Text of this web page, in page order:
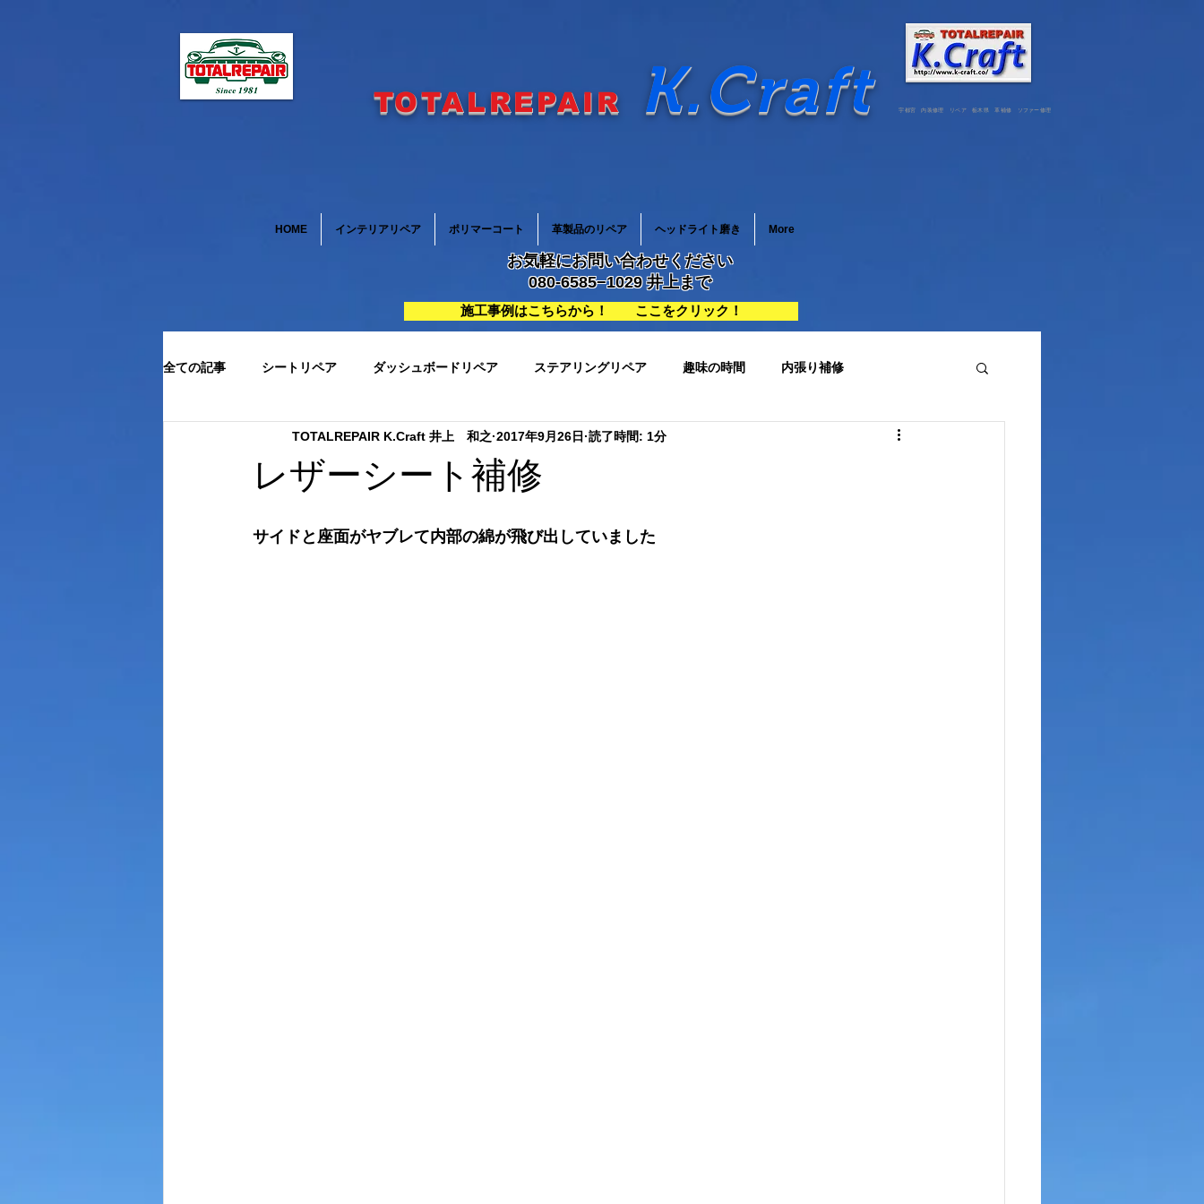
TOTALREPAIR K.Craft 宇都宮 内装修理 リペア 栃木県 革補修 ソファー修理
HOME インテリアリペア ポリマーコート 革製品のリペア ヘッドライト磨き More
お気軽にお問い合わせください
080-6585−1029 井上まで
施工事例はこちらから！ ここをクリック！
全ての記事 シートリペア ダッシュボードリペア ステアリングリペア 趣味の時間 内張り補修
内装クリーニング ボディーコーテイング ステアリングリペア シートリペア
レザーシート補修
TOTALREPAIR K.Craft 井上 和之 2017年9月26日 読了時間: 1分
サイドと座面がヤブレて内部の綿が飛び出していました